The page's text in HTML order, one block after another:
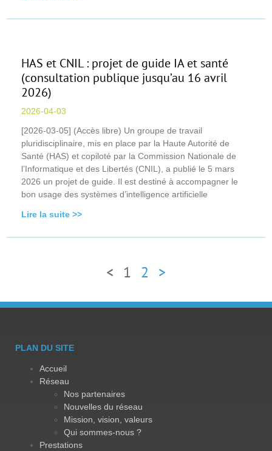
HAS et CNIL : projet de guide IA et santé
(consultation publique jusqu’au 16 avril
2026)
2026-04-03
[2026-03-05] (Accès libre) Un groupe de travail
pluridisciplinaire, mis en place par la Haute Autorité de
Santé (HAS) et copiloté par la Commission Nationale de
l’Informatique et des Libertés (CNIL), a publié le 5 mars
2026 un projet de guide. Il est destiné à accompagner le
bon usage des systèmes d’intelligence artificielle
Lire la suite >>
< 1 2 >
PLAN DU SITE
Accueil
Réseau
Nos partenaires
Nouvelles du réseau
Mission, vision, valeurs
Qui sommes-nous ?
Prestations